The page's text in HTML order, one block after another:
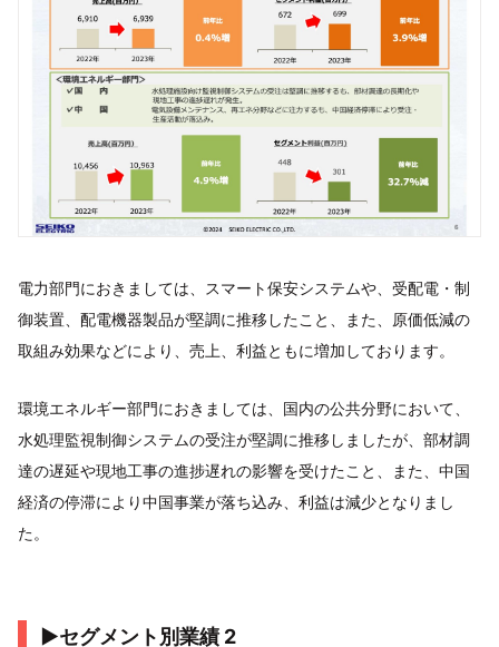
電力部門におきましては、スマート保安システムや、受配電・制
御装置、配電機器製品が堅調に推移したこと、また、原価低減の
取組み効果などにより、売上、利益ともに増加しております。
環境エネルギー部門におきましては、国内の公共分野において、
水処理監視制御システムの受注が堅調に推移しましたが、部材調
達の遅延や現地工事の進捗遅れの影響を受けたこと、また、中国
経済の停滞により中国事業が落ち込み、利益は減少となりまし
た。
▶セグメント別業績 2